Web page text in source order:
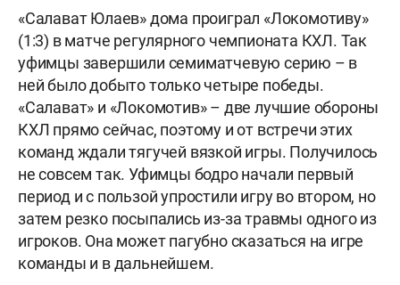
«Салават Юлаев» дома проиграл «Локомотиву»
(1:3) в матче регулярного чемпионата КХЛ. Так
уфимцы завершили семиматчевую серию – в
ней было добыто только четыре победы.
«Салават» и «Локомотив» – две лучшие обороны
КХЛ прямо сейчас, поэтому и от встречи этих
команд ждали тягучей вязкой игры. Получилось
не совсем так. Уфимцы бодро начали первый
период и с пользой упростили игру во втором, но
затем резко посыпались из-за травмы одного из
игроков. Она может пагубно сказаться на игре
команды и в дальнейшем.